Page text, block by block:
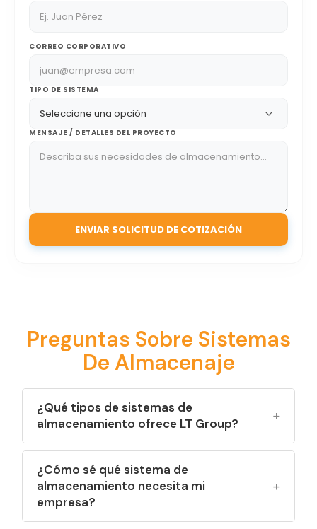
CORREO CORPORATIVO
TIPO DE SISTEMA
MENSAJE / DETALLES DEL PROYECTO
ENVIAR SOLICITUD DE COTIZACIÓN
Preguntas Sobre Sistemas
De Almacenaje
¿Qué tipos de sistemas de
almacenamiento ofrece LT Group?
Ofrecemos soluciones como racks selectivos,
racks dinámicos, racks drive-in, racks push back,
carton flow, entrepisos, estanterías industriales,
estructuras especiales y sistemas diseñados a la
¿Cómo sé qué sistema de
almacenamiento necesita mi
empresa?